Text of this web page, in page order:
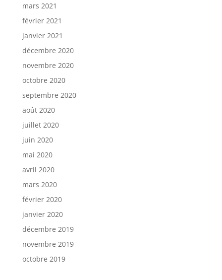
mars 2021
février 2021
janvier 2021
décembre 2020
novembre 2020
octobre 2020
septembre 2020
août 2020
juillet 2020
juin 2020
mai 2020
avril 2020
mars 2020
février 2020
janvier 2020
décembre 2019
novembre 2019
octobre 2019